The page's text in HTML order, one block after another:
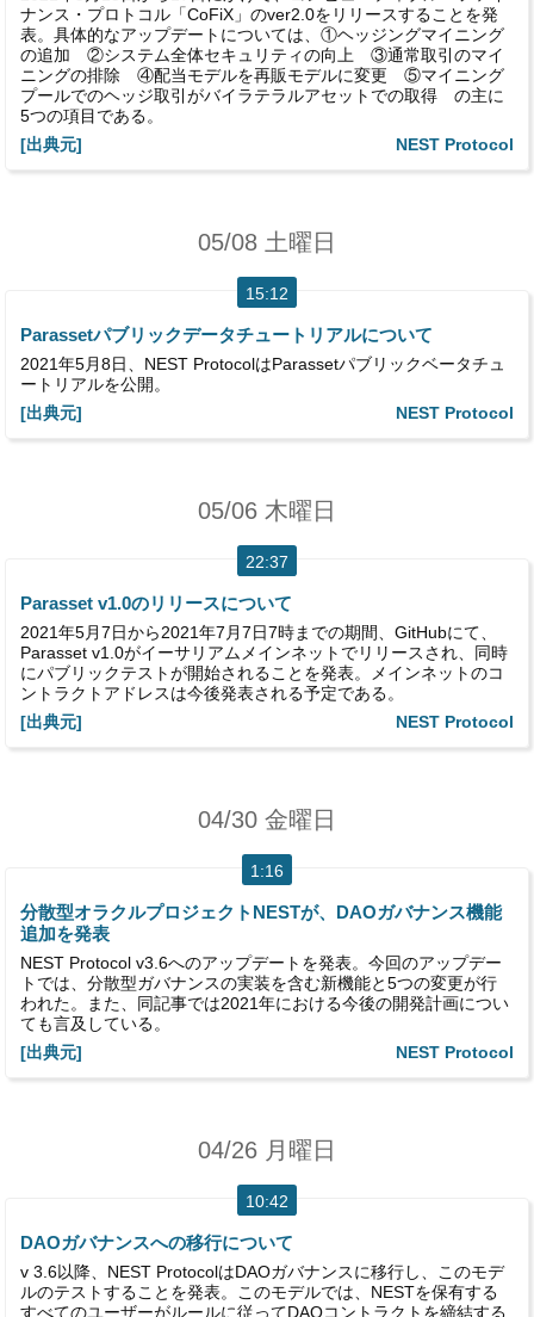
ナンス・プロトコル「CoFiX」のver2.0をリリースすることを発
表。具体的なアップデートについては、①ヘッジングマイニング
の追加 ②システム全体セキュリティの向上 ③通常取引のマイ
ニングの排除 ④配当モデルを再販モデルに変更 ⑤マイニング
プールでのヘッジ取引がバイラテラルアセットでの取得 の主に
5つの項目である。
[出典元]
NEST Protocol
05/08 土曜日
15:12
Parassetパブリックデータチュートリアルについて
2021年5月8日、NEST ProtocolはParassetパブリックベータチュ
ートリアルを公開。
[出典元]
NEST Protocol
05/06 木曜日
22:37
Parasset v1.0のリリースについて
2021年5月7日から2021年7月7日7時までの期間、GitHubにて、
Parasset v1.0がイーサリアムメインネットでリリースされ、同時
にパブリックテストが開始されることを発表。メインネットのコ
ントラクトアドレスは今後発表される予定である。
[出典元]
NEST Protocol
04/30 金曜日
1:16
分散型オラクルプロジェクトNESTが、DAOガバナンス機能
追加を発表
NEST Protocol v3.6へのアップデートを発表。今回のアップデー
トでは、分散型ガバナンスの実装を含む新機能と5つの変更が行
われた。また、同記事では2021年における今後の開発計画につい
ても言及している。
[出典元]
NEST Protocol
04/26 月曜日
10:42
DAOガバナンスへの移行について
v 3.6以降、NEST ProtocolはDAOガバナンスに移行し、このモデ
ルのテストすることを発表。このモデルでは、NESTを保有する
すべてのユーザーがルールに従ってDAOコントラクトを締結する